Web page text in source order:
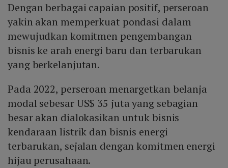
Dengan berbagai capaian positif, perseroan
yakin akan memperkuat pondasi dalam
mewujudkan komitmen pengembangan
bisnis ke arah energi baru dan terbarukan
yang berkelanjutan.
Pada 2022, perseroan menargetkan belanja
modal sebesar US$ 35 juta yang sebagian
besar akan dialokasikan untuk bisnis
kendaraan listrik dan bisnis energi
terbarukan, sejalan dengan komitmen energi
hijau perusahaan.